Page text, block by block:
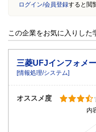
ログイン/会員登録すると閲
この企業をお気に入りした
三菱UFJインフォメ
[情報処理/システム]
オススメ度